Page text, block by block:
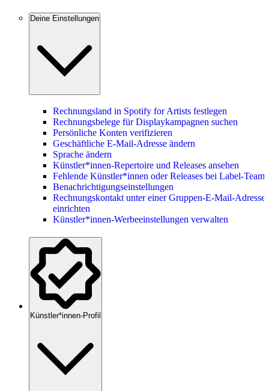
Deine Einstellungen
Rechnungsland in Spotify for Artists festlegen
Rechnungsbelege für Displaykampagnen suchen
Persönliche Konten verifizieren
Geschäftliche E-Mail-Adresse ändern
Sprache ändern
Künstler*innen-Repertoire und Releases ansehen
Fehlende Künstler*innen oder Releases bei Label-Teams
Benachrichtigungseinstellungen
Rechnungskontakt unter einer Gruppen-E-Mail-Adresse
einrichten
Künstler*innen-Werbeeinstellungen verwalten
Künstler*innen-Profil